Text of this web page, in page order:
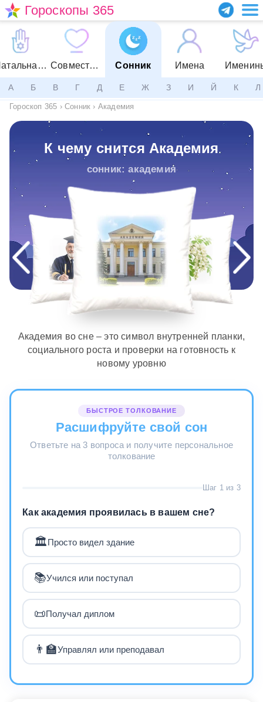
Гороскопы 365
Натальная карта Совместимость Сонник Имена
А Б В Г Д Е Ж З И Й К Л
Гороскоп 365 › Сонник › Академия
К чему снится Академия
сонник: академия
Академия во сне – это символ внутренней планки,
социального роста и проверки на готовность к
новому уровню
БЫСТРОЕ ТОЛКОВАНИЕ
Расшифруйте свой сон
Ответьте на 3 вопроса и получите персональное
толкование
Шаг 1 из 3
Как академия проявилась в вашем сне?
🏛️Просто видел здание
📚Учился или поступал
📜Получал диплом
👨‍🏫Управлял или преподавал